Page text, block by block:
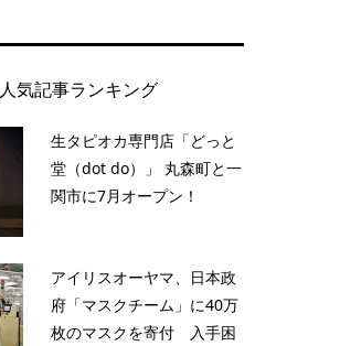
人気記事ランキング
生タピオカ専門店「どっと
堂（dot do）」 丸森町と一
関市に7月オープン！
アイリスオーヤマ、日本政
府「マスクチーム」に40万
枚のマスクを寄付 入手困